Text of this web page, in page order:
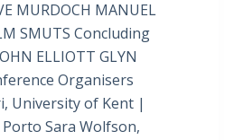
MURDOCH MANUEL
SMUTS Concluding
ELLIOTT GLYN
Organisers
University of Kent |
Sara Wolfson,